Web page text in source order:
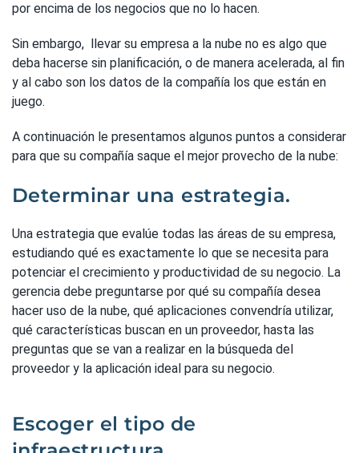
por encima de los negocios que no lo hacen.
Sin embargo, llevar su empresa a la nube no es algo que
deba hacerse sin planificación, o de manera acelerada, al fin
y al cabo son los datos de la compañía los que están en
juego.
A continuación le presentamos algunos puntos a considerar
para que su compañía saque el mejor provecho de la nube:
Determinar una estrategia.
Una estrategia que evalúe todas las áreas de su empresa,
estudiando qué es exactamente lo que se necesita para
potenciar el crecimiento y productividad de su negocio. La
gerencia debe preguntarse por qué su compañía desea
hacer uso de la nube, qué aplicaciones convendría utilizar,
qué características buscan en un proveedor, hasta las
preguntas que se van a realizar en la búsqueda del
proveedor y la aplicación ideal para su negocio.
Escoger el tipo de